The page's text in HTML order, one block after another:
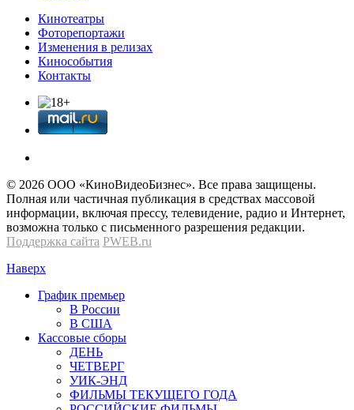
Кинотеатры
Фоторепортажи
Изменения в релизах
Кинособытия
Контакты
© 2026 OOО «КиноВидеоБизнес». Все права защищены.
Полная или частичная публикация в средствах массовой
информации, включая прессу, телевидение, радио и Интернет,
возможна только с письменного разрешения редакции.
Поддержка сайта PWEB.ru
Наверх
График премьер
В России
В США
Кассовые сборы
ДЕНЬ
ЧЕТВЕРГ
УИК-ЭНД
ФИЛЬМЫ ТЕКУЩЕГО ГОДА